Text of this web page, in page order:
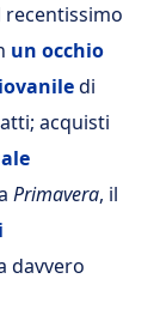
recentissimo
un occhio
di
acquisti
Primavera, il
davvero